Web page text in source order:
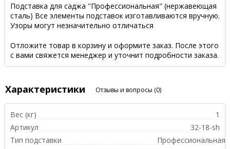
Подставка для саджа "Профессиональная" (нержавеющая
сталь) Все элементы подставок изготавливаются вручную.
Узоры могут незначительно отличаться
Отложите товар в корзину и оформите заказ. После этого
с вами свяжется менеджер и уточнит подробности заказа.
Характеристики Отзывы и вопросы (0)
Вес (кг)
1
Артикул
32-18-sh
Тип подставки
Профессиональная